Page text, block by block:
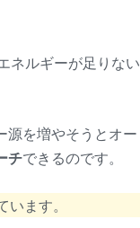
ネルギーが足りな
源を増やそうとオ
チできるのです。
ます。